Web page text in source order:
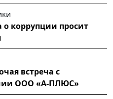
о коррупции просит
встреча с
ООО «А-ПЛЮС»